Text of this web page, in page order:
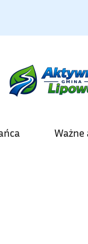
Ważne